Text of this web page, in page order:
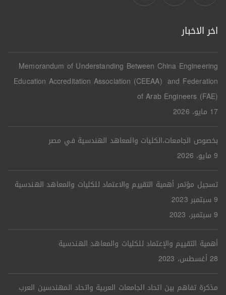
اخر الاخبار
Memorandum of Understanding Between China Engineering
Education Accreditation Association (CEEAA) and Federation
of Arab Engineers (FAE)
17 مايو، 2026
بخصوص الجامعات،الكليات والمعاهد الهندسية في مصر
9 مايو، 2026
تسجيل مؤتمر أهمية التقييم والاعتماد للكليات والمعاهد الهندسية
9 سبتمبر 2023
9 سبتمبر، 2023
أهمية التقييم والإعتماد للكليات والمعاهد الهندسية
28 أغسطس، 2023
مذكرة تفاهم بين اتحاد الجامعات العربية واتحاد المهندسين العرب